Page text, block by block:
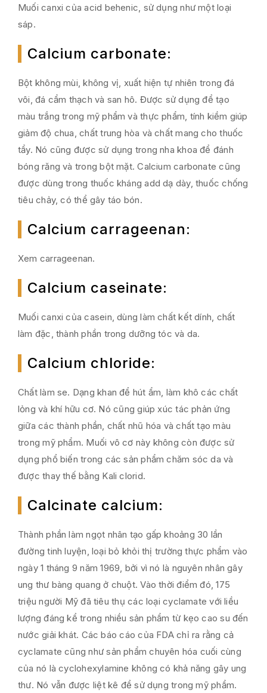
Muối canxi của acid behenic, sử dụng như một loại
sáp.
Calcium carbonate:
Bột không mùi, không vị, xuất hiện tự nhiên trong đá
vôi, đá cẩm thạch và san hô. Được sử dụng để tạo
màu trắng trong mỹ phẩm và thực phẩm, tính kiềm giúp
giảm độ chua, chất trung hòa và chất mang cho thuốc
tẩy. Nó cũng được sử dụng trong nhakhoa để đánh
bóng răng và trong bột mặt. Calcium carbonate cũng
được dùng trong thuốc kháng add dạ dày, thuốc chống
tiêu chảy, có thể gây táo bón.
Calcium carrageenan:
Xem carrageenan.
Calcium caseinate:
Muối canxi của casein, dùng làm chất kết dính, chất
làm đặc, thành phần trong dưỡng tóc và da.
Calcium chloride:
Chất làm se. Dạng khan để hút ẩm, làm khô các chất
lỏng và khí hữu cơ. Nó cũng giúp xúc tác phản ứng
giữa các thành phần, chất nhũ hóa và chất tạo màu
trong mỹ phẩm. Muối vô cơ này không còn được sử
dụng phổ biến trong các sản phẩm chăm sóc da và
được thay thế bằng Kali clorid.
Calcinate calcium:
Thành phần làm ngọt nhân tạo gấp khoảng 30 lần
đường tinh luyện, loại bỏ khỏi thị trường thực phẩm vào
ngày 1 tháng 9 năm 1969, bởi vì nó là nguyên nhân gây
ung thư bàng quang ở chuột. Vào thời điểm đó, 175
triệu người Mỹ đã tiêu thụ các loại cyclamate với liều
lượng đáng kể trong nhiều sản phẩm từ kẹo cao su đến
nước giải khát. Các báo cáo của FDA chỉ ra rằng cả
cyclamate cũng như sản phẩm chuyên hóa cuối cùng
của nó là cyclohexylamine không có khả năng gây ung
thư. Nó vẫn được liệt kê để sử dụng trong mỹ phẩm.